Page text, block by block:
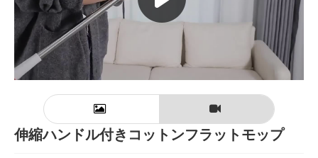
伸縮ハンドル付きコットンフラットモップ